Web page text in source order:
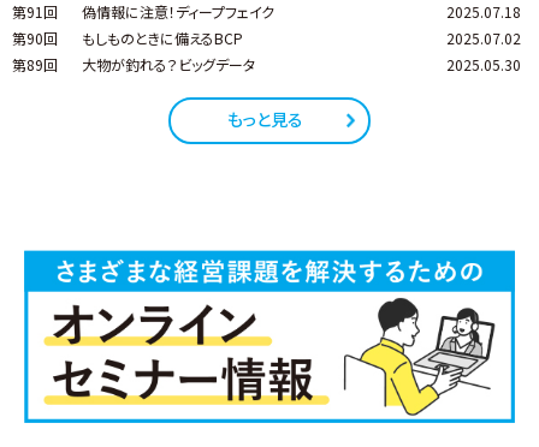
第91回
偽情報に注意！ディープフェイク
2025.07.18
第90回
もしものときに備えるBCP
2025.07.02
第89回
大物が釣れる？ビッグデータ 2025.05.30
もっと見る